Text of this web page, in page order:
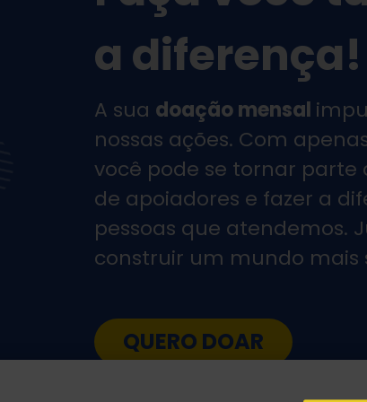
a diferença!
A sua doação mensal
nossas ações. Com
você pode se tornar parte
de apoiadores e fazer a
pessoas que atendemos.
construir um mundo mais
QUERO DOAR